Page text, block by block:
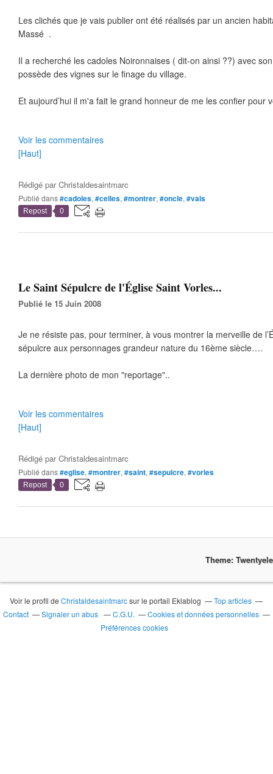
Les clichés que je vais publier ont été réalisés par un ancien
Massé .
Il a recherché les cadoles Noironnaises ( dit-on ainsi ??) avec
possède des vignes sur le finage du village.
Et aujourd’hui il m'a fait le grand honneur de me les confier pour
Voir les commentaires
[Haut]
Rédigé parChristaldesaintmarc
Publié dans#cadoles, #celles, #montrer, #oncle, #vais
Repost 0
Le Saint Sépulcre de l'Église Saint Vorles...
Publié le 15 Juin 2008
Je ne résiste pas, pour terminer, à vous montrer la merveille de
sépulcre aux personnages grandeur nature du 16ème siècle….
La dernière photo de mon "reportage"..
Voir les commentaires
[Haut]
Rédigé parChristaldesaintmarc
Publié dans#eglise, #montrer, #saint, #sepulcre, #vorles
Repost 0
Theme:
Voir le profil deChristaldesaintmarcsur le portail Eklablog
Top articles
Contact
Signaler un abus C.G.U.
Cookies et données personnelles
Préférences cookies